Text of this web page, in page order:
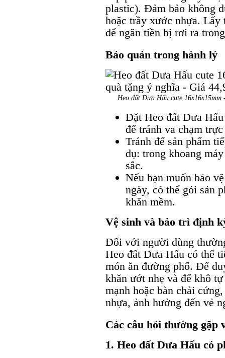
plastic). Đảm bảo không
hoặc trầy xước nhựa. Lấy
để ngăn tiền bị rơi ra
Bảo quản trong hành lý
Heo đất Dưa Hấu cute
Đặt Heo đất Dưa
để tránh va chạm
Tránh để sản phẩm
dụ: trong khoang
sắc.
Nếu bạn muốn bảo
ngày, có thể gói sản
khăn mềm.
Vệ sinh và bảo trì định
Đối với người dùng
Heo đất Dưa Hấu có thể
món ăn đường phố. Để
khăn ướt nhẹ và để khô
mạnh hoặc bàn chải
nhựa, ảnh hưởng đến vẻ
Các câu hỏi thường gặp
1. Heo đất Dưa Hấu có